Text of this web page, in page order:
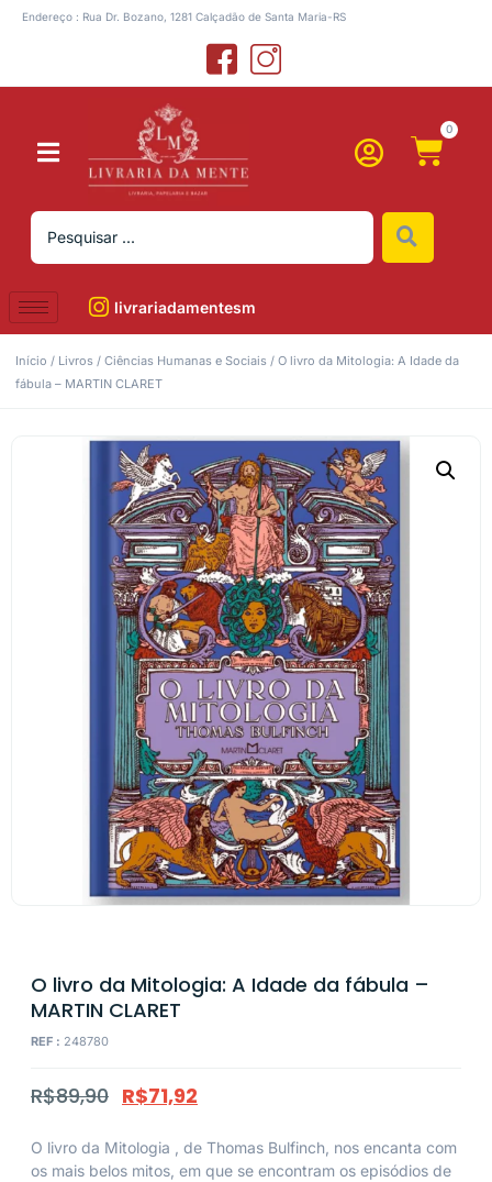
Endereço : Rua Dr. Bozano, 1281 Calçadão de Santa Maria-RS
0
livrariadamentesm
Início / Livros / Ciências Humanas e Sociais / O livro da Mitologia: A Idade da
fábula – MARTIN CLARET
O livro da Mitologia: A Idade da fábula –
MARTIN CLARET
REF : 248780
R$89,90 R$71,92
O livro da Mitologia , de Thomas Bulfinch, nos encanta com
os mais belos mitos, em que se encontram os episódios de